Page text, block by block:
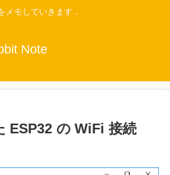
メモしていきます．
Note
ESP32 の WiFi 接続